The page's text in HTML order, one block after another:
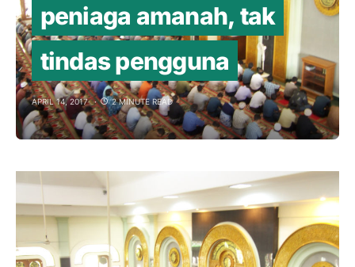
peniaga amanah, tak
tindas pengguna
APRIL 14, 2017 2 MINUTE READ